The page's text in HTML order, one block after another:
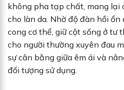
không pha tạp chất, mang lại
cho làn da. Nhờ độ đàn hồi
cong cơ thể, giữ cột sống ở tư
cho người thường xuyên đau
sự cân bằng giữa êm ái và
đối tượng sử dụng.